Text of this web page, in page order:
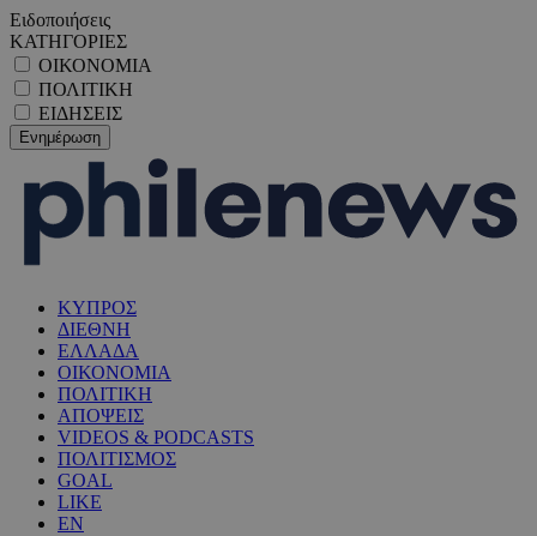
Ειδοποιήσεις
ΚΑΤΗΓΟΡΙΕΣ
ΟΙΚΟΝΟΜΙΑ
ΠΟΛΙΤΙΚΗ
ΕΙΔΗΣΕΙΣ
ΚΥΠΡΟΣ
ΔΙΕΘΝΗ
ΕΛΛΑΔΑ
ΟΙΚΟΝΟΜΙΑ
ΠΟΛΙΤΙΚΗ
ΑΠΟΨΕΙΣ
VIDEOS & PODCASTS
ΠΟΛΙΤΙΣΜΟΣ
GOAL
LIKE
EN